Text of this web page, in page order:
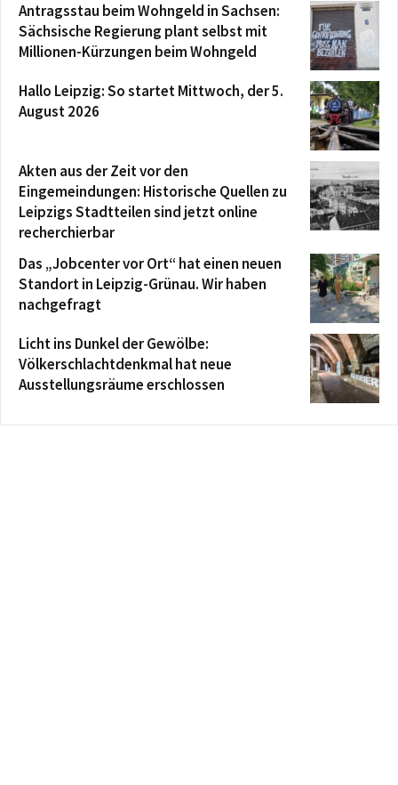
Antragsstau beim Wohngeld in Sachsen:
Sächsische Regierung plant selbst mit
Millionen-Kürzungen beim Wohngeld
Hallo Leipzig: So startet Mittwoch, der 5.
August 2026
Akten aus der Zeit vor den
Eingemeindungen: Historische Quellen zu
Leipzigs Stadtteilen sind jetzt online
recherchierbar
Das „Jobcenter vor Ort“ hat einen neuen
Standort in Leipzig-Grünau. Wir haben
nachgefragt
Licht ins Dunkel der Gewölbe:
Völkerschlachtdenkmal hat neue
Ausstellungsräume erschlossen